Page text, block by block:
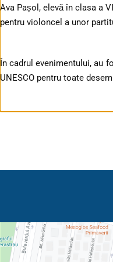
Ava Pașol, elevă în clasa a
pentru violoncel a unor
În cadrul evenimentului, au
UNESCO pentru toate